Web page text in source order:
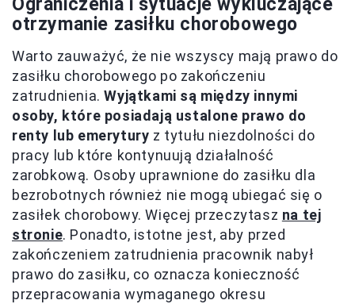
otrzymanie zasiłku chorobowego
Warto zauważyć, że nie wszyscy mają prawo do
zasiłku chorobowego po zakończeniu
zatrudnienia.Wyjątkami są między innymi
osoby, które posiadają ustalone prawo do
renty lub emerytury z tytułu niezdolności do
pracy lub które kontynuują działalność
zarobkową. Osoby uprawnione do zasiłku dla
bezrobotnych również nie mogą ubiegać się o
zasiłek chorobowy. Więcej przeczytasz na tej
stronie. Ponadto, istotne jest, aby przed
zakończeniem zatrudnienia pracownik nabył
prawo do zasiłku, co oznacza konieczność
przepracowania wymaganego okresu